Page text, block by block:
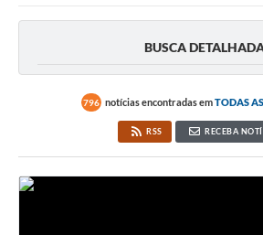
BUSCA
796 notícias encontradas emTODAS
RSS RECEBA